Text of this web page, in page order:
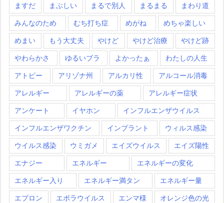
ますだ まぶしい まるで別人 まるまる まわり道
みんなのため むち打ち症 めがね めちゃ楽しい
めまい もう大丈夫 やけど やけど治療 やけど跡
やわらかさ ゆるいブラ よかったぁ わたしの人生
アトピー アリゾナ州 アルカリ性 アルコール消毒
アレルギー アレルギーの薬 アレルギー症状
アンケート イヤホン インフルエンザウイルス
インフルエンザワクチン インプラント ウィルス感染
ウイルス感染 ウミガメ エイズウイルス エイズ陽性
エナジー エネルギー エネルギーの変化
エネルギー入り エネルギー満タン エネルギー量
エプロン エボラウイルス エンマ様 オレンジ色の光